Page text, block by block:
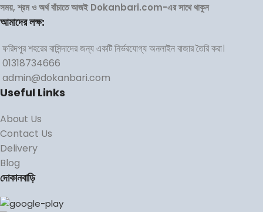
সময়, শ্রম ও অর্থ বাঁচাতে আজই Dokanbari.com-এর সাথে থাকুন
আমাদের লক্ষ:
ফরিদপুর শহরের বাসিন্দাদের জন্য একটি নির্ভরযোগ্য অনলাইন বাজার তৈরি করা।
01318734666
admin@dokanbari.com
Useful Links
About Us
Contact Us
Delivery
Blog
দোকানবাড়ি